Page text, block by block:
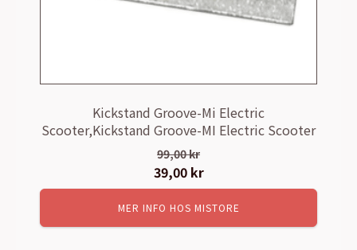
Kickstand Groove-Mi Electric
Scooter,Kickstand Groove-MI Electric Scooter
99,00kr
Det
ursprungliga
priset
var:
39,00 krDet
nuvarande
priset
är:
MER INFO HOS MISTORE